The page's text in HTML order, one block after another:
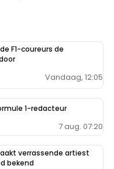
F1-coureurs de
Vandaag, 12:05
1-redacteur
7 aug. 07:20
verrassende artiest
bekend